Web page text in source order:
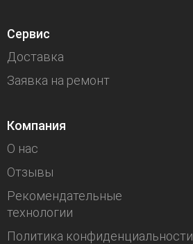
Сервис
Доставка
Заявка на ремонт
Компания
О нас
Отзывы
Рекомендательные
технологии
Политика конфиденциальности